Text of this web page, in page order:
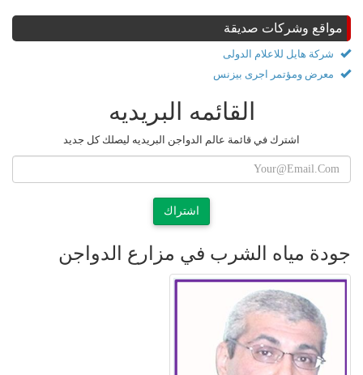
مواقع وشركات صديقة
شركة هايل للاعلام الدولى
معرض ومؤتمر اجرى بيزنس
القائمه البريديه
اشترك في قائمة عالم الدواجن البريديه ليصلك كل جديد
اشتراك
جودة مياه الشرب في مزارع الدواجن